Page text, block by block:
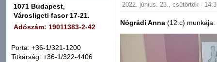
1071 Budapest,
Városligeti fasor 17-21.
Adószám: 19011383-2-42
Porta: +36-1/321-1200
Titkárság: +36-1/322-4406
2022. június. 23., csütörtök -
Nógrádi Anna (12.c) munkája: